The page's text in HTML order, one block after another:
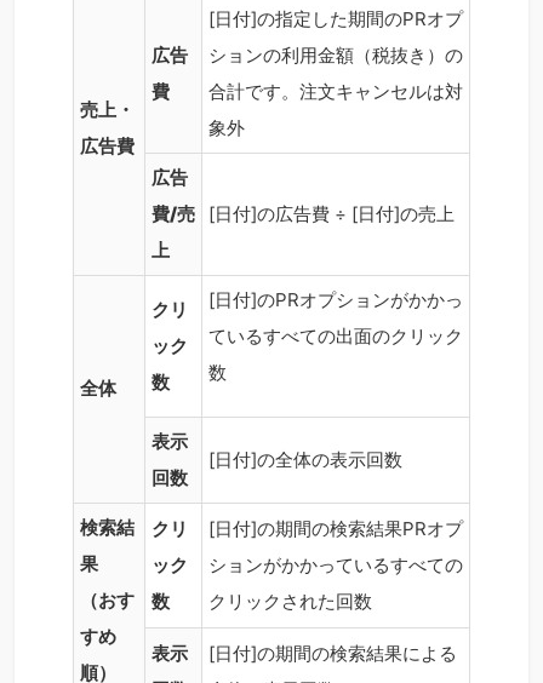
売上・
広告費
広告
費
[日付]の指定した期間のPRオプ
ションの利用金額（税抜き）の
合計です。注文キャンセルは対
象外
広告
費/売
上
[日付]の広告費 ÷ [日付]の売上
全体
クリ
ック
数
[日付]のPRオプションがかかっ
ているすべての出面のクリック
数
表示
回数
[日付]の全体の表示回数
検索結
果
（おす
すめ
順）
クリ
ック
数
[日付]の期間の検索結果PRオプ
ションがかかっているすべての
クリックされた回数
表示
[日付]の期間の検索結果による